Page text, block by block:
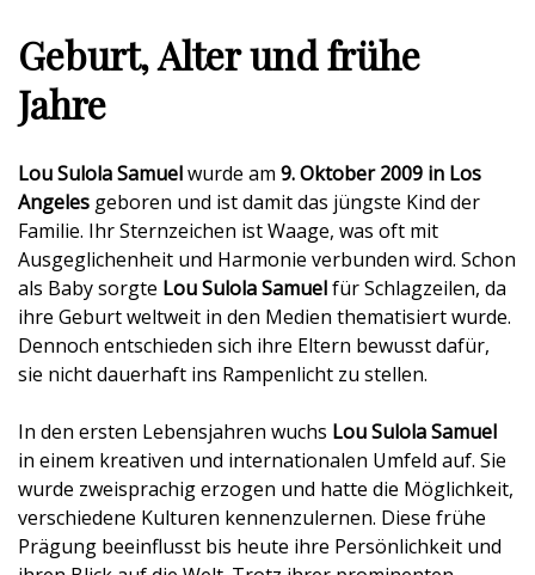
Geburt, Alter und frühe
Jahre
Lou Sulola Samuelwurde am 9. Oktober 2009 in Los
Angeles geboren und ist damit das jüngste Kind der
Familie. Ihr Sternzeichen ist Waage, was oft mit
Ausgeglichenheit und Harmonie verbunden wird. Schon
als Baby sorgte Lou Sulola Samuelfür Schlagzeilen, da
ihre Geburt weltweit in den Medien thematisiert wurde.
Dennoch entschieden sich ihre Eltern bewusst dafür,
sie nicht dauerhaft ins Rampenlicht zu stellen.
In den ersten Lebensjahren wuchs Lou Sulola Samuel
in einem kreativen und internationalen Umfeld auf. Sie
wurde zweisprachig erzogen und hatte die Möglichkeit,
verschiedene Kulturen kennenzulernen. Diese frühe
Prägung beeinflusst bis heute ihre Persönlichkeit und